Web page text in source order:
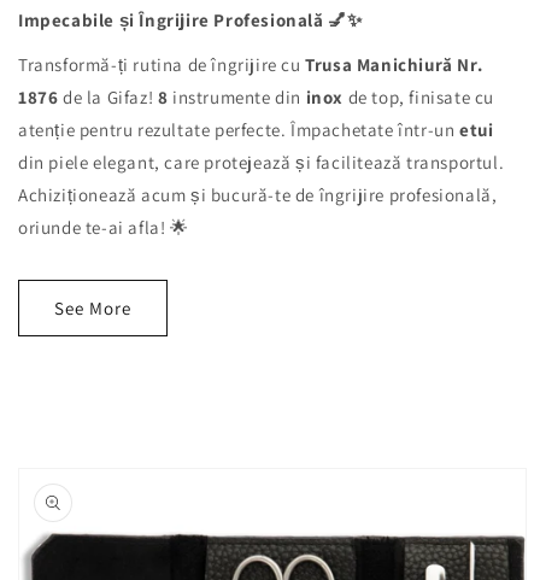
Impecabile și Îngrijire Profesională 💅✨
Transformă-ți rutina de îngrijire cuTrusa Manichiură Nr.
1876 de la Gifaz! 8 instrumente din inox de top, finisate cu
atenție pentru rezultate perfecte. Împachetate într-un etui
din piele elegant, care protejează și facilitează transportul.
Achiziționează acum și bucură-te de îngrijire profesională,
oriunde te-ai afla! 🌟
See More
product
information